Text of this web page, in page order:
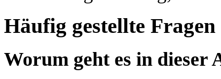
Häufig gestellte Fragen
Worum geht es in dieser